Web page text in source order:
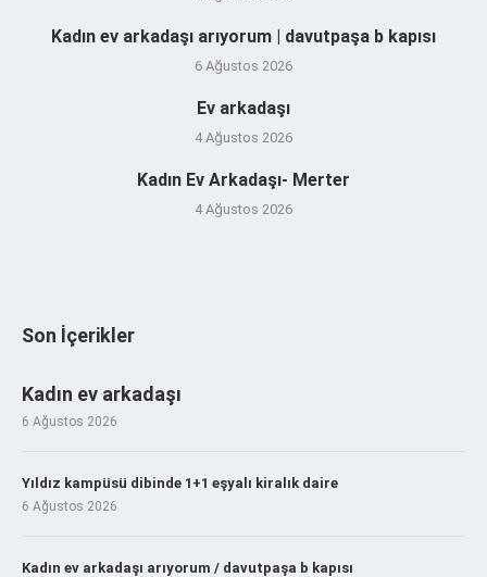
Kadın ev arkadaşı arıyorum | davutpaşa b kapısı
6 Ağustos 2026
Ev arkadaşı
4 Ağustos 2026
Kadın Ev Arkadaşı- Merter
4 Ağustos 2026
Son İçerikler
Kadın ev arkadaşı
6 Ağustos 2026
Yıldız kampüsü dibinde 1+1 eşyalı kiralık daire
6 Ağustos 2026
Kadın ev arkadaşı arıyorum / davutpaşa b kapısı